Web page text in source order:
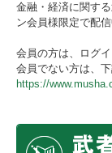
金融・経済に関す
ン会員様限定で配信
会員の方は、ログ
会員でない方は、
https://